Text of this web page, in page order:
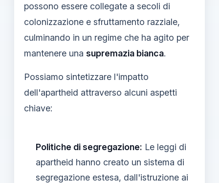
possono essere collegate a secoli di
colonizzazione e sfruttamento razziale,
culminando in un regime che ha agito per
mantenere una supremazia bianca.
Possiamo sintetizzare l'impatto
dell'apartheid attraverso alcuni aspetti
chiave:
Politiche di segregazione: Le leggi di
apartheid hanno creato un sistema di
segregazione estesa, dall'istruzione ai